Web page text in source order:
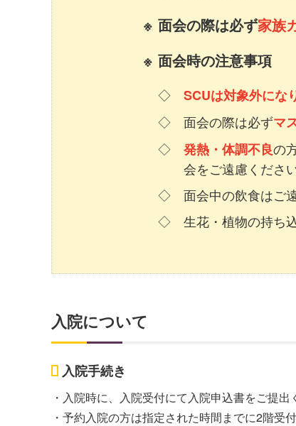
面会の際は必ず家族
面会時の注意事項
SCUは対象外にな
面会の際は必ずマ
発熱・体調不良の方
会をご遠慮くださ
面会中の飲食はご
生花・植物の持ち
入院について
入院手続き
入院時に、入院受付にて入院申込書をご提出
予約入院の方は指定された時間までに2階受